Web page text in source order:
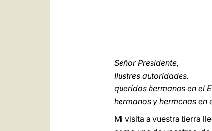
Señor Presidente,
Ilustres autoridades,
queridos hermanos en el
hermanos y hermanas en
Mi visita a vuestra tierra